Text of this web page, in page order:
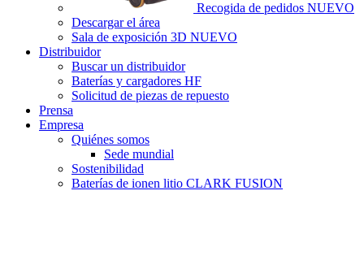
Recogida de pedidos NUEVO
Descargar el área
Sala de exposición 3D NUEVO
Distribuidor
Buscar un distribuidor
Baterías y cargadores HF
Solicitud de piezas de repuesto
Prensa
Empresa
Quiénes somos
Sede mundial
Sostenibilidad
Baterías de ionen litio CLARK FUSION